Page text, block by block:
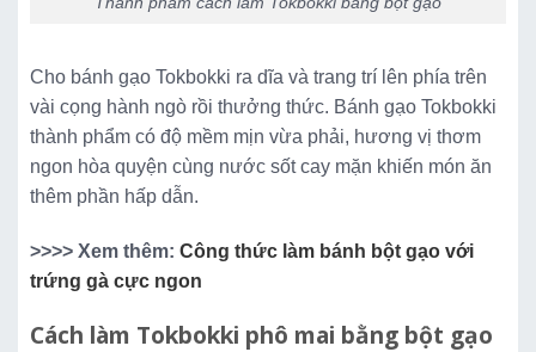
Cho bánh gạo Tokbokki ra dĩa và trang trí lên phía trên
vài cọng hành ngò rồi thưởng thức. Bánh gạo Tokbokki
thành phẩm có độ mềm mịn vừa phải, hương vị thơm
ngon hòa quyện cùng nước sốt cay mặn khiến món ăn
thêm phần hấp dẫn.
>>>> Xem thêm: Công thức làm bánh bột gạo với
trứng gà cực ngon
Cách làm Tokbokki phô mai bằng bột gạo